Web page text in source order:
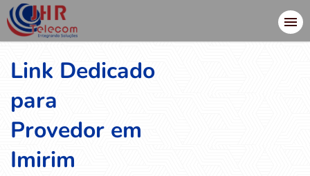
Link Dedicado
para
Provedor em
Imirim